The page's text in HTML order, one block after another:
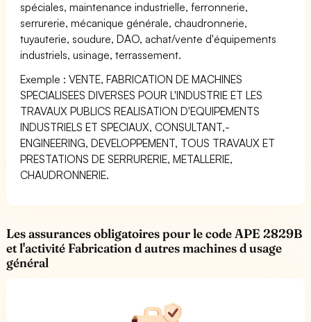
spéciales, maintenance industrielle, ferronnerie,
serrurerie, mécanique générale, chaudronnerie,
tuyauterie, soudure, DAO, achat/vente d'équipements
industriels, usinage, terrassement.
Exemple : VENTE, FABRICATION DE MACHINES
SPECIALISEES DIVERSES POUR L'INDUSTRIE ET LES
TRAVAUX PUBLICS REALISATION D'EQUIPEMENTS
INDUSTRIELS ET SPECIAUX, CONSULTANT,-
ENGINEERING, DEVELOPPEMENT, TOUS TRAVAUX ET
PRESTATIONS DE SERRURERIE, METALLERIE,
CHAUDRONNERIE.
Les assurances obligatoires pour le code APE 2829B
et l'activité Fabrication d autres machines d usage
général